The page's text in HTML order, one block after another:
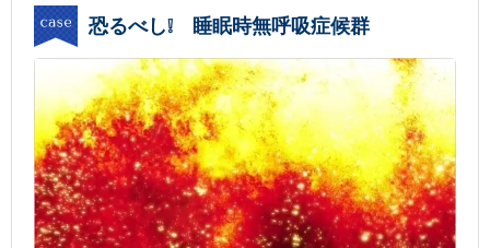
恐るべし❕ 睡眠時無呼吸症候群